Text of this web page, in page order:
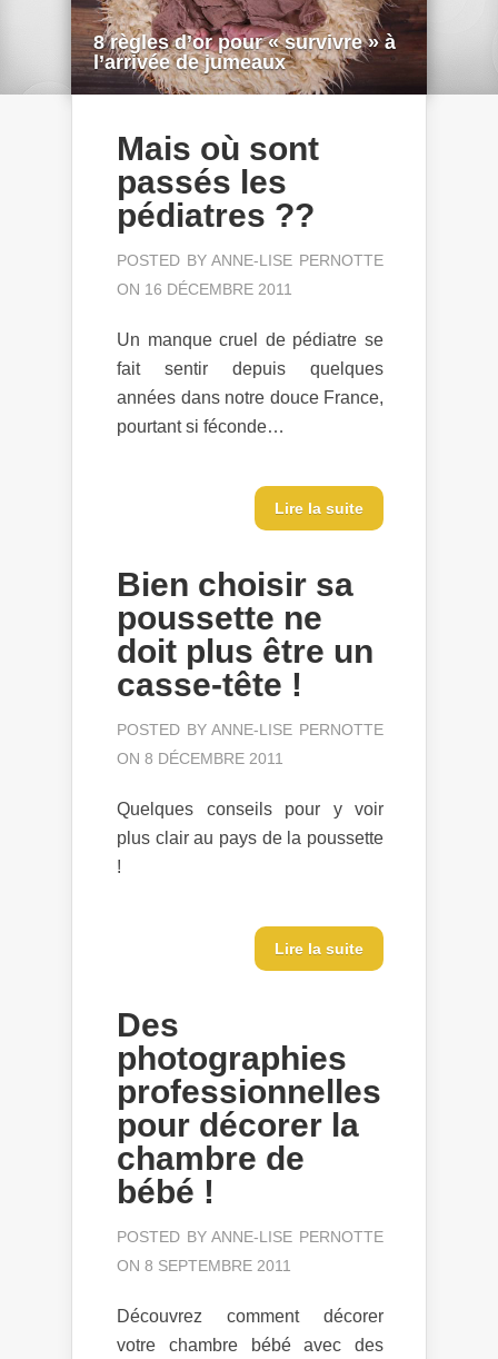
8 règles d’or pour « survivre » à
l’arrivée de jumeaux
Mais où sont
passés les
pédiatres ??
POSTED BYANNE-LISE PERNOTTE
ON 16 DÉCEMBRE 2011
Un manque cruel de pédiatre se
fait sentir depuis quelques
années dans notre douce France,
pourtant si féconde…
Lire la suite
Bien choisir sa
poussette ne
doit plus être un
casse-tête !
POSTED BYANNE-LISE PERNOTTE
ON 8 DÉCEMBRE 2011
Quelques conseils pour y voir
plus clair au pays de la poussette
!
Lire la suite
Des
photographies
professionnelles
pour décorer la
chambre de
bébé !
POSTED BYANNE-LISE PERNOTTE
ON 8 SEPTEMBRE 2011
Découvrez comment décorer
votre chambre bébé avec des